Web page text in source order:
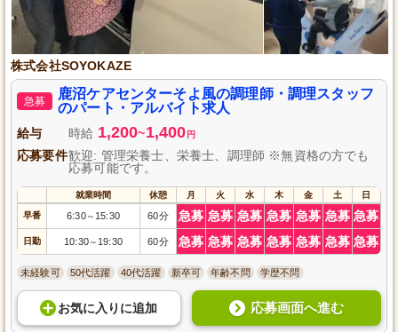
株式会社SOYOKAZE
急募
鹿沼ケアセンターそよ風の調理師・調理スタッフ
のパート・アルバイト求人
給与 時給 1,200~1,400 円
応募要件歓迎: 管理栄養士、栄養士、調理師 ※無資格の方でも
応募可能です。
就業時間 休憩 月 火 水 木 金 土 日
早番 6:30～ 15:30 60分 急募 急募 急募 急募 急募 急募 急募
日勤 10:30～ 19:30 60分 急募 急募 急募 急募 急募 急募 急募
未経験可 50代活躍 40代活躍 新卒可 年齢不問 学歴不問
お気に入り に追加 応募画面へ進む